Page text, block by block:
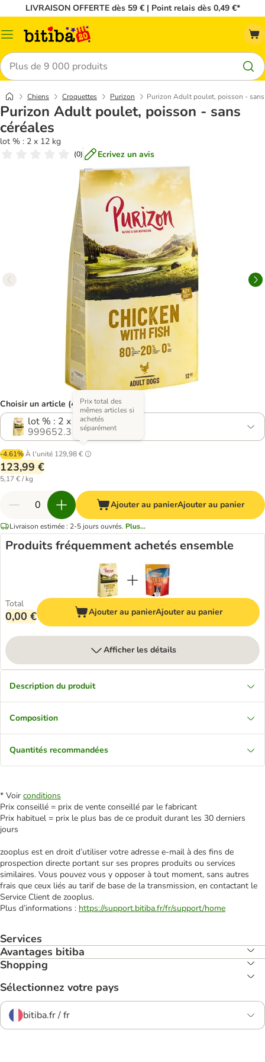
LIVRAISON OFFERTE dès 59 € | Point relais dès 0,49 €*
Menu
Rechercher
Chiens Croquettes Purizon Purizon Adult poulet, poisson - sans
Purizon Adult poulet, poisson - sans
céréales
lot % : 2 x 12 kg
(0) Ecrivez un avis
Choisir un article (4 variantes)
lot % : 2 x 12 kg
999652.3
-4.61%À l'unité 129,98 €
Prix total des
mêmes articles si
achetés
séparément
123,99 €
5,17 € / kg
Ajouter au panierAjouter au panier
Livraison estimée : 2-5 jours ouvrés. Plus...
Produits fréquemment achetés ensemble
Total
0,00 € Ajouter au panierAjouter au panier
Afficher les détails
Description du produit
Composition
Quantités recommandées
* Voir conditions
Prix conseillé = prix de vente conseillé par le fabricant
Prix habituel = prix le plus bas de ce produit durant les 30 derniers
jours
zooplus est en droit d’utiliser votre adresse e‑mail à des fins de
prospection directe portant sur ses propres produits ou services
similaires. Vous pouvez vous y opposer à tout moment, sans autres
frais que ceux liés au tarif de base de la transmission, en contactant le
Service Client de zooplus.
Plus d’informations : https://support.bitiba.fr/fr/support/home
Services
Avantages bitiba
Shopping
Sélectionnez votre pays
bitiba.fr / fr